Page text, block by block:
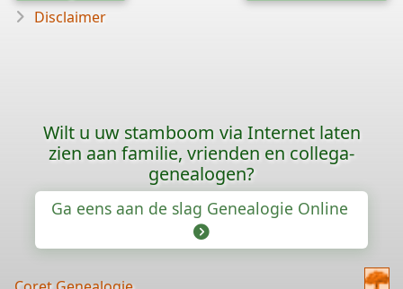
Disclaimer
Wilt u uw stamboom via Internet laten
zien aan familie, vrienden en collega-
genealogen?
Ga eens aan de slag Genealogie Online